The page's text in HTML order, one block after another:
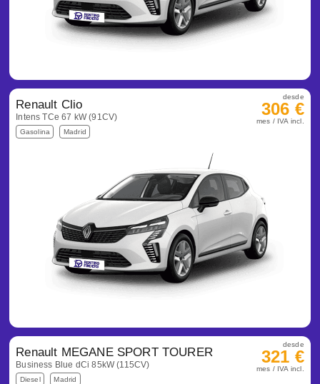
Renault Clio
Intens TCe 67 kW (91CV)
Gasolina Madrid
desde
306 €
mes / IVA incl.
Renault MEGANE SPORT TOURER
Business Blue dCi 85kW (115CV)
Diesel Madrid
desde
321 €
mes / IVA incl.